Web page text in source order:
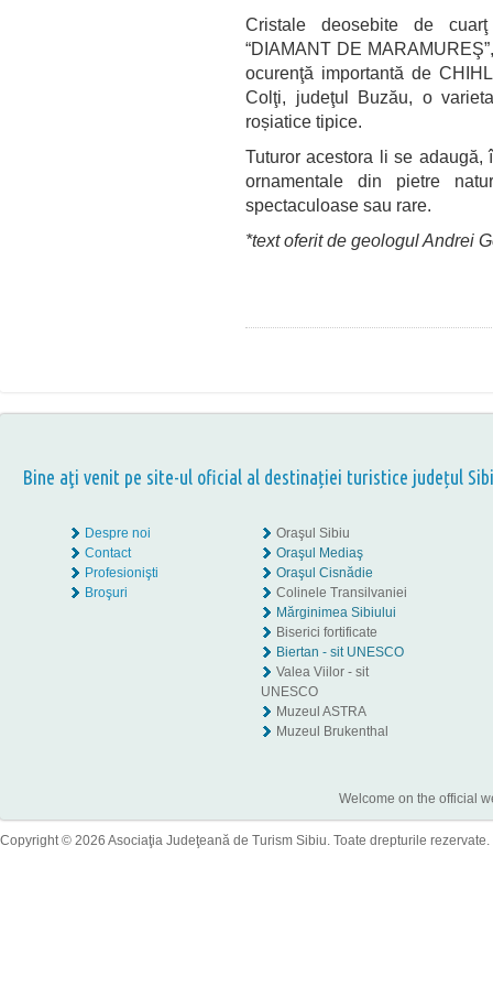
Cristale deosebite de
“DIAMANT DE
ocurenţă importantă de
Colţi, judeţul Buzău, o
roșiatice tipice.
Tuturor acestora li se
ornamentale din pietre
spectaculoase sau rare.
*text oferit de geologul Andrei
Bine aţi venit pe site-ul oficial al destinației turistice județul
Despre noi
Contact
Profesionişti
Broşuri
Oraşul Sibiu
Oraşul Mediaş
Oraşul Cisnădie
Colinele Transilvaniei
Mărginimea Sibiului
Biserici fortificate
Biertan - sit UNESCO
Valea Viilor - sit
UNESCO
Muzeul ASTRA
Muzeul Brukenthal
Welcome on the official
Copyright © 2026 Asociaţia Judeţeană de Turism Sibiu. Toate drepturile rezervate.